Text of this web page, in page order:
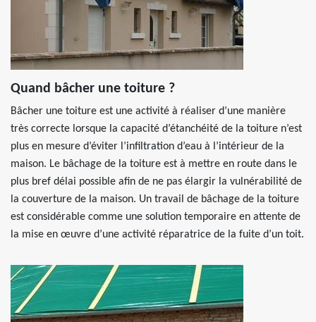
Quand bâcher une toiture ?
Bâcher une toiture est une activité à réaliser d’une manière
très correcte lorsque la capacité d’étanchéité de la toiture n’est
plus en mesure d’éviter l’infiltration d’eau à l’intérieur de la
maison. Le bâchage de la toiture est à mettre en route dans le
plus bref délai possible afin de ne pas élargir la vulnérabilité de
la couverture de la maison. Un travail de bâchage de la toiture
est considérable comme une solution temporaire en attente de
la mise en œuvre d’une activité réparatrice de la fuite d’un toit.